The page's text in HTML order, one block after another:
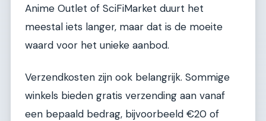
Anime Outlet of SciFiMarket duurt het
meestal iets langer, maar dat is de moeite
waard voor het unieke aanbod.
Verzendkosten zijn ook belangrijk. Sommige
winkels bieden gratis verzending aan vanaf
een bepaald bedrag, bijvoorbeeld €20 of